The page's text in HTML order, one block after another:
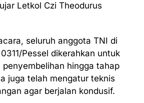
Letkol Czi Theodurus
seluruh anggota TNI di
Pessel dikerahkan untuk
penyembelihan hingga tahap
juga telah mengatur teknis
agar berjalan kondusif.